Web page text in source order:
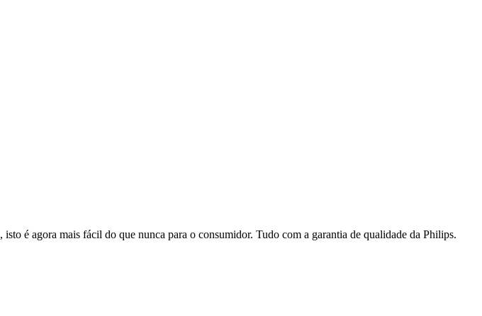
é agora mais fácil do que nunca para o consumidor. Tudo com a garantia de qualidade da Philips.